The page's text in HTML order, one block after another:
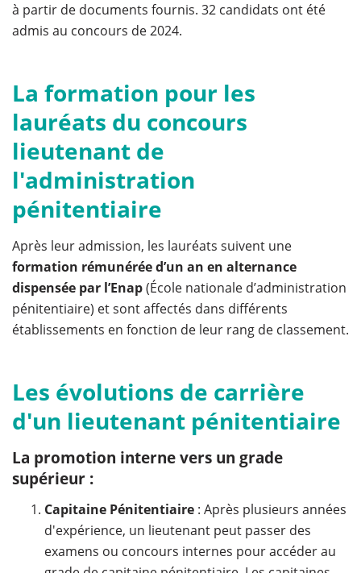
à partir de documents fournis. 32 candidats ont été
admis au concours de 2024.
La formation pour les
lauréats du concours
lieutenant de
l'administration
pénitentiaire
Après leur admission, les lauréats suivent une
formation rémunérée d’un an en alternance
dispensée par l’Enap(École nationale d’administration
pénitentiaire) et sont affectés dans différents
établissements en fonction de leur rang de classement.
Les évolutions de carrière
d'un lieutenant pénitentiaire
La promotion interne vers un grade
supérieur :
Capitaine Pénitentiaire : Après plusieurs années
d'expérience, un lieutenant peut passer des
examens ou concours internes pour accéder au